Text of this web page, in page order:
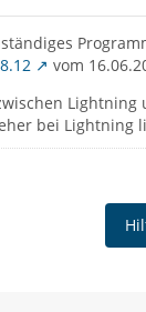
vom
Lightning
bei Lightning